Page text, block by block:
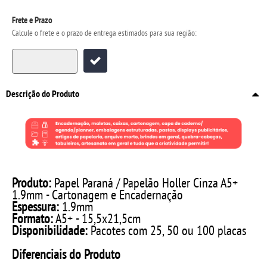
Frete e Prazo
Calcule o frete e o prazo de entrega estimados para sua região:
Descrição do Produto
Produto: Papel Paraná / Papelão Holler Cinza A5+
1.9mm - Cartonagem e Encadernação
Espessura: 1.9mm
Formato:A5+ - 15,5x21,5cm
Disponibilidade: Pacotes com 25, 50 ou 100 placas
Diferenciais do Produto